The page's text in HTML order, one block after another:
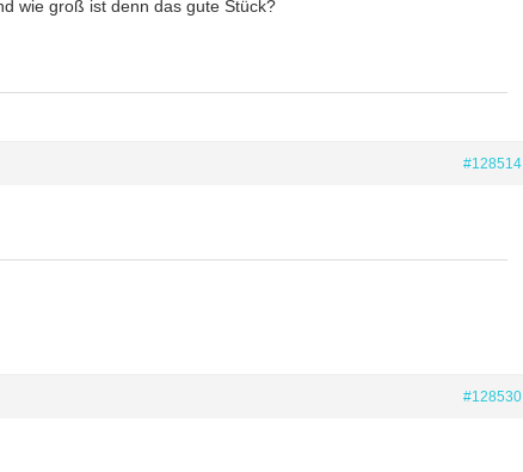
wie groß ist denn das gute Stück?
#128514
#128530